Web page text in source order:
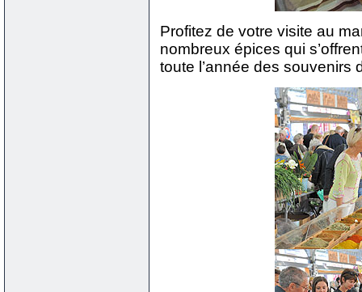
Profitez de votre visite au
nombreux épices qui
toute l’année des